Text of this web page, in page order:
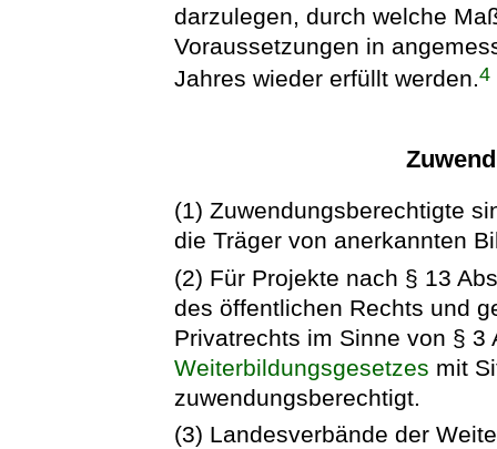
darzulegen, durch welche
Voraussetzungen in
Jahres wieder erfüllt werden.4
(1) Zuwendungsberechtigte
die Träger von anerkannten
(2) Für Projekte nach § 13
des öffentlichen Rechts und
Privatrechts im Sinne von § 3
Weiterbildungsgesetzes mit
zuwendungsberechtigt.
(3) Landesverbände der